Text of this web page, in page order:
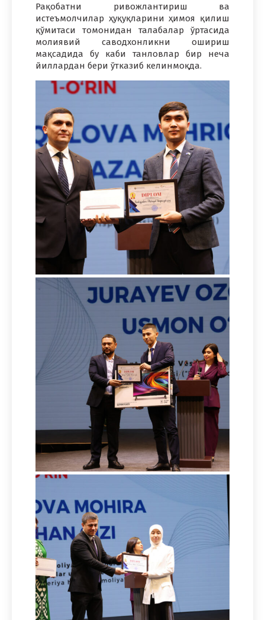
Рақобатни ривожлантириш ва
истеъмолчилар ҳуқуқларини ҳимоя қилиш
қўмитаси томонидан талабалар ўртасида
молиявий саводхонликни ошириш
мақсадида бу каби танловлар бир неча
йиллардан бери ўтказиб келинмоқда.